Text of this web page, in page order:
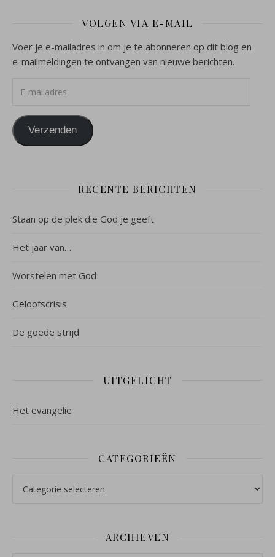
VOLGEN VIA E-MAIL
Voer je e-mailadres in om je te abonneren op dit blog en
e-mailmeldingen te ontvangen van nieuwe berichten.
Verzenden
RECENTE BERICHTEN
Staan op de plek die God je geeft
Het jaar van…
Worstelen met God
Geloofscrisis
De goede strijd
UITGELICHT
Het evangelie
CATEGORIEËN
ARCHIEVEN